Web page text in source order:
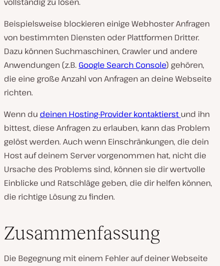
Beispielsweise blockieren einige Webhoster Anfragen
von bestimmten Diensten oder Plattformen Dritter.
Dazu können Suchmaschinen, Crawler und andere
Anwendungen (z.B. Google Search Console) gehören,
die eine große Anzahl von Anfragen an deine Webseite
richten.
Wenn du deinen Hosting-Provider kontaktierst und ihn
bittest, diese Anfragen zu erlauben, kann das Problem
gelöst werden. Auch wenn Einschränkungen, die dein
Host auf deinem Server vorgenommen hat, nicht die
Ursache des Problems sind, können sie dir wertvolle
Einblicke und Ratschläge geben, die dir helfen können,
die richtige Lösung zu finden.
Zusammenfassung
Die Begegnung mit einem Fehler auf deiner Webseite